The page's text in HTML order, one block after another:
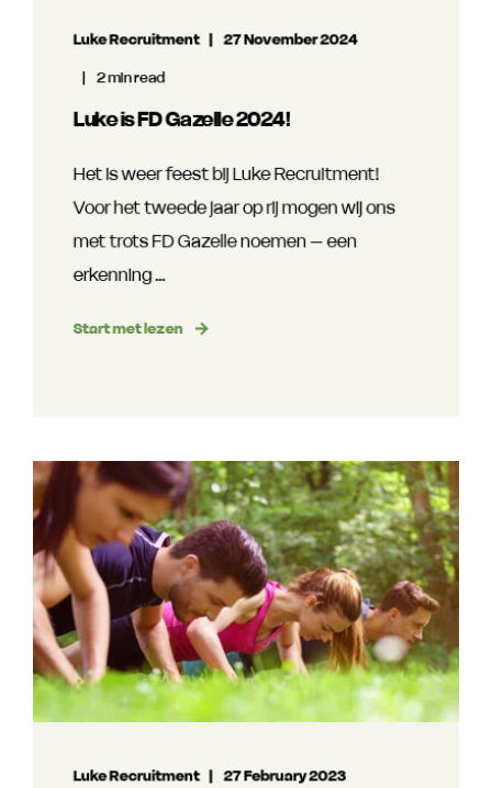
Luke Recruitment
27 November 2024
2 min read
Luke is FD Gazelle 2024!
Het is weer feest bij Luke Recruitment!
Voor het tweede jaar op rij mogen wij ons
met trots FD Gazelle noemen – een
erkenning ...
Start met lezen
Luke Recruitment
27 February 2023